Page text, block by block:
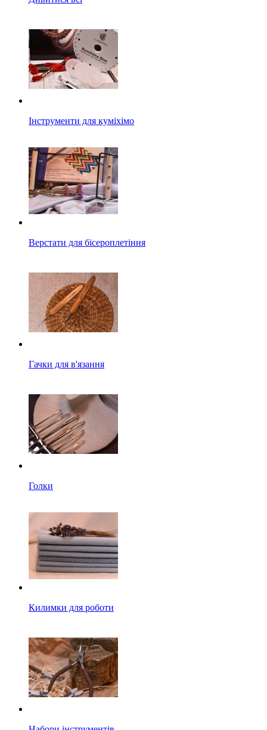
Інструменти для куміхімо
Верстати для бісероплетіння
Гачки для в'язання
Голки
Килимки для роботи